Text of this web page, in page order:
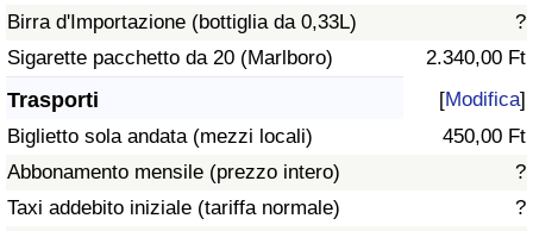
Birra d'Importazione (bottiglia da 0,33L)
?
Sigarette pacchetto da 20 (Marlboro)
2.340,00 Ft
Trasporti [Modifica]
Biglietto sola andata (mezzi locali)
450,00 Ft
Abbonamento mensile (prezzo intero)
?
Taxi addebito iniziale (tariffa normale)
?
Indice del traffico (Corrente)
Indice del traffico per Nazione